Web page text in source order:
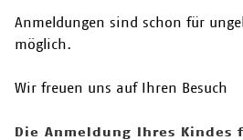
Anmeldungen sind schon für
möglich.
Wir freuen uns auf Ihren Besuch
Die Anmeldung Ihres Kindes